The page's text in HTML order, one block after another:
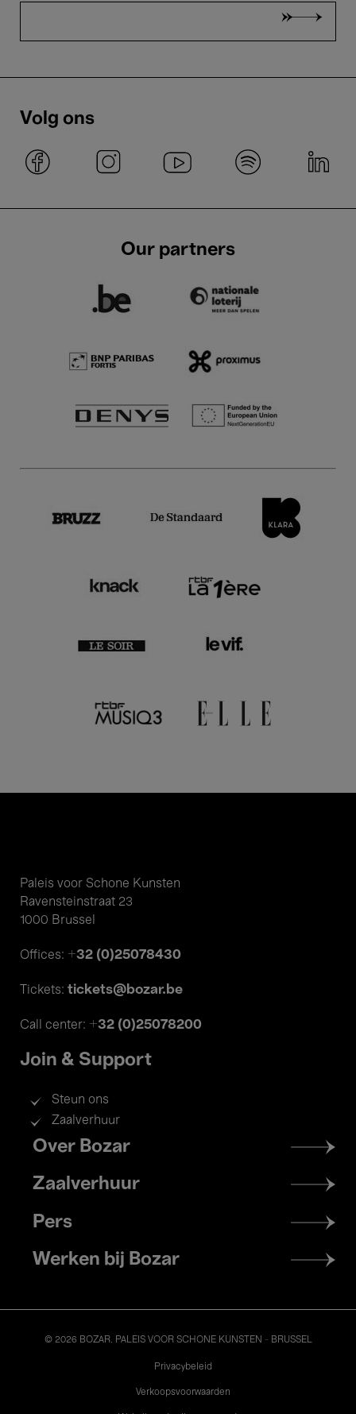
Volg ons
Our partners
Paleis voor Schone Kunsten
Ravensteinstraat 23
1000 Brussel
Offices: +32 (0)25078430
Tickets: tickets@bozar.be
Call center: +32 (0)25078200
Join & Support
Steun ons
Zaalverhuur
Footer
menu
Over Bozar
Zaalverhuur
Pers
Werken bij Bozar
© 2026 BOZAR. PALEIS VOOR SCHONE KUNSTEN - BRUSSEL
Privacybeleid
Verkoopsvoorwaarden